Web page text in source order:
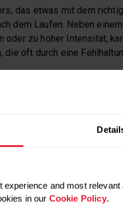
and most
in our Cookie Policy.
das etwas mit dem
dem Laufen. Neben
oder zu hoher Intensität,
die oft durch eine